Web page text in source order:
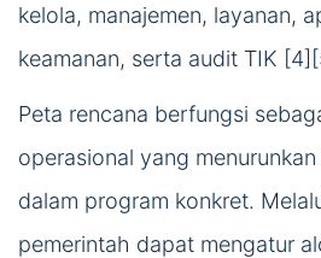
kelola, manajemen, layanan,
keamanan, serta audit TIK
Peta rencana berfungsi
operasional yang
dalam program konkret.
pemerintah dapat mengatur